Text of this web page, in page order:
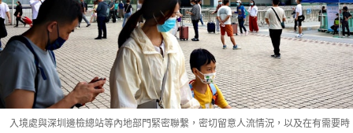
入境處與深圳邊檢總站等內地部門緊密聯繫，密切留意人流情況，以及在有需要時